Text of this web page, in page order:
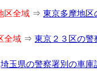
域 ⇒東京多摩地区
域 ⇒東京２３区の警
埼玉県の警察署別の車庫